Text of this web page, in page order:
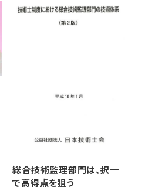
総合技術監理部門は、択一
で高得点を狙う